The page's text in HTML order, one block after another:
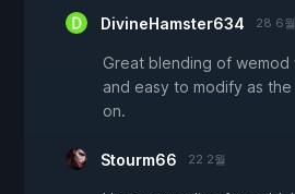
DivineHamster634 28 6월
Great blending of wemod
and easy to modify as
on.
Stourm66 22 2월